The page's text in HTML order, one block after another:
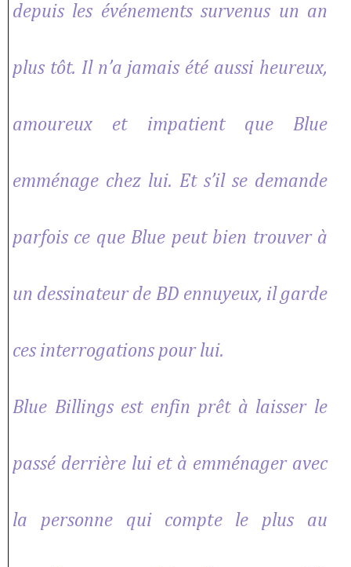
depuis les événements survenus un an
plus tôt. Il n’a jamais été aussi heureux,
amoureux et impatient que Blue
emménage chez lui. Et s’il se demande
parfois ce que Blue peut bien trouver à
un dessinateur de BD ennuyeux, il garde
ces interrogations pour lui.
Blue Billings est enfin prêt à laisser le
passé derrière lui et à emménager avec
la personne qui compte le plus au